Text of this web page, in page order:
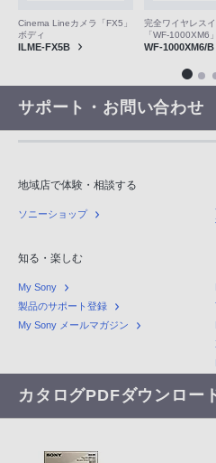
Cinema Lineカメラ「FX5」
ボディ
ILME-FX5B
完全ワイヤレス
「WF-1000XM6
WF-1000XM6/B
サポート・お問い合わせ
地域店で体験・相談する
ソニーショップ
知る・楽しむ
My Sony
製品のサポート登録
My Sony メールマガジン
カタログPDFダウンロー